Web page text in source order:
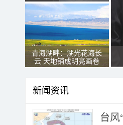
青海湖畔：湖光花海长
云 天地铺成明亮画卷
新闻资讯
台风